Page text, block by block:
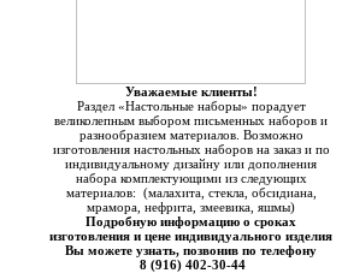
Уважаемые клиенты!
Раздел «Настольные наборы» порадует
великолепным выбором письменных наборов и
разнообразием материалов. Возможно
изготовления настольных наборов на заказ и по
индивидуальному дизайну или дополнения
набора комплектующими из следующих
материалов: (малахита, стекла, обсидиана,
мрамора, нефрита, змеевика, яшмы)
Подробную информацию о сроках
изготовления и цене индивидуального изделия
Вы можете узнать, позвонив по телефону
8 (916) 402-30-44